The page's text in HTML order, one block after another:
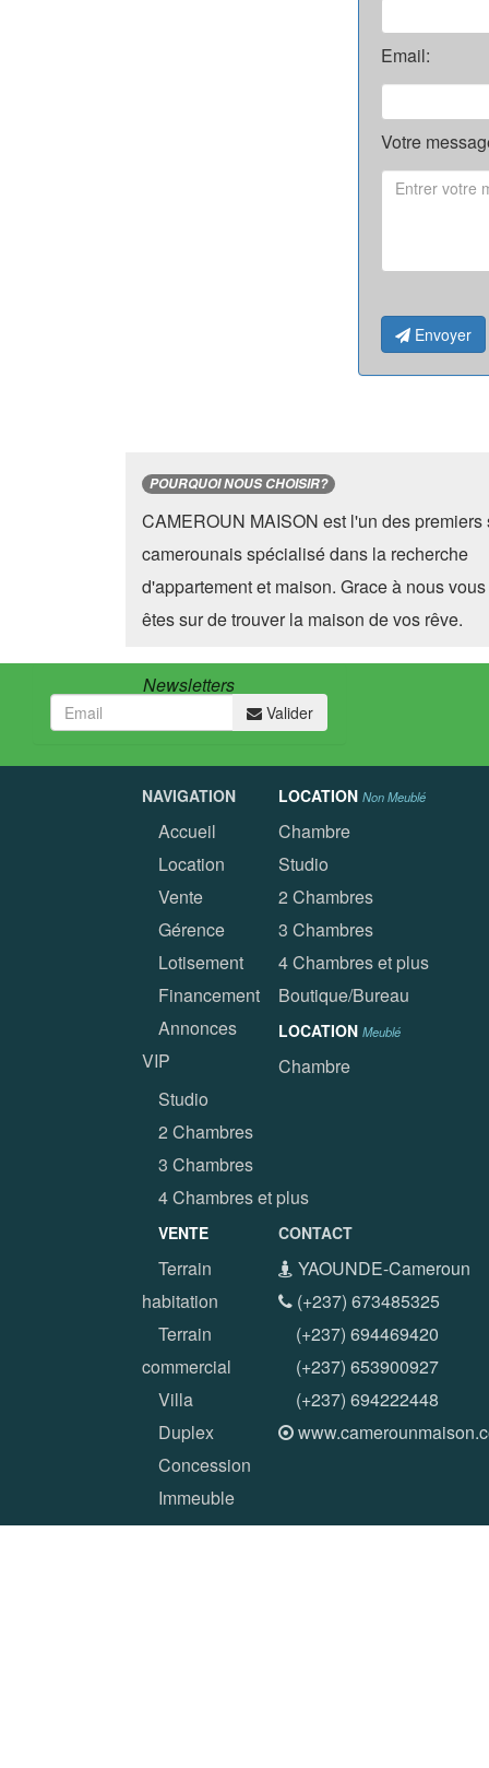
Email:
Votre
Envoyer
POURQUOI NOUS CHOISIR?
CAMEROUN MAISON est l'un des premiers
camerounais spécialisé dans la recherche
d'appartement et maison. Grace à nous vous
êtes sur de trouver la maison de vos rêve.
Newsletters
Valider
NAVIGATION
Accueil
Location
Vente
Gérence
Lotisement
Financement
Annonces
VIP
LOCATION Non Meublé
Chambre
Studio
2 Chambres
3 Chambres
4 Chambres et plus
Boutique/Bureau
LOCATION Meublé
Chambre
Studio
2 Chambres
3 Chambres
4 Chambres et plus
VENTE
Terrain
habitation
Terrain
commercial
Villa
Duplex
Concession
Immeuble
CONTACT
YAOUNDE-Cameroun
(+237) 673485325
(+237) 694469420
(+237) 653900927
(+237) 694222448